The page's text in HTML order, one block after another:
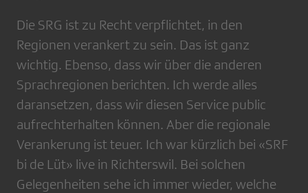
Die SRG ist zu Recht verpflichtet, in den
Regionen verankert zu sein. Das ist ganz
wichtig. Ebenso, dass wir über die anderen
Sprachregionen berichten. Ich werde alles
daransetzen, dass wir diesen Service public
aufrechterhalten können. Aber die regionale
Verankerung ist teuer. Ich war kürzlich bei «SRF
bi de Lüt» live in Richterswil. Bei solchen
Gelegenheiten sehe ich immer wieder, welche